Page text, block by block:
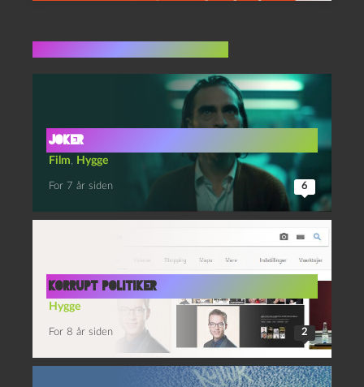
JOKER
Film Hygge
For 7 år siden 6
Korrupt politiker
Hygge
For 8 år siden 2